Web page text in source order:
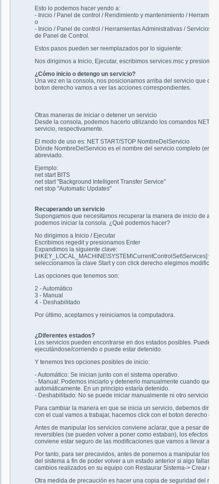
Esto lo podemos hacer yendo a:
- Inicio / Panel de control / Rendimiento y mantenimiento /
o
- Inicio / Panel de control / Herramientas Administrativas / Servicios
de Panel de Control.
Estos pasos pueden ser reemplazados por lo siguiente:
Nos dirigimos a Inicio, Ejecutar, escribimos services.msc y
¿Cómo inicio o detengo un servicio?
Una vez en la consola, nos posicionamos arriba del servicio que
boton derecho vamos a ver las acciones correspondientes.
Otras maneras de iniciar o detener un servicio
Desde la consola, podemos hacerlo utilizando los comandos NET
servicio, respectivamente.
El modo de uso es: NET START/STOP NombreDelServicio
Dónde NombreDelServicio es el nombre del servicio completo
abreviado.
Ejemplo:
net start BITS
net start "Background Intelligent Transfer Service"
net stop "Automatic Updates"
Recuperando un servicio
Supongamos que necesitamos recuperar la manera de inicio de
podemos iniciar la consola. ¿Qué podemos hacer?
No dirigimos a Inicio / Ejecutar
Escribimos regedit y presionamos Enter
Expandimos la siguiente clave:
[HKEY_LOCAL_MACHINE\SYSTEM\CurrentControlSet\Services] y
seleccionamos la clave Start y con click derecho elegimos modificar.
Las opciones que tenemos son:
2 - Automático
3 - Manual
4 - Deshabilitado
Por último, aceptamos y reiniciamos la computadora.
¿Diferentes estados?
Los servicios pueden encontrarse en dos estados posibles. Pueden
ejecutándose/corriendo o puede estar detenido.
Y tenemos tres opciones posibles de inicio:
- Automático: Se inician junto con el sistema operativo.
- Manual: Podemos iniciarlo y detenerlo manualmente cuando
automáticamente. En un principio estaría detenido.
- Deshabilitado: No se puede iniciar manualmente ni otro servicio
Para cambiar la manera en que se inicia un servicio, debemos
con el cual vamos a trabajar, hacemos click con el boton derecho
Antes de manipular los servicios conviene aclarar, que a pesar de
reversibles (se pueden volver a poner como estaban), los efectos
conviene estar seguro de las modificaciones que vamos a llevar a
Por tanto, para ser precavidos, antes de ponernos a manipular los
del sistema a fin de poder volver a un estado anterior si algo fallase
cambios realizados en su equipo con Restaurar Sistema-> Crear un
Otra medida de precaución es hacer una copia de seguridad del